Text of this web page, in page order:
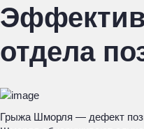
отдела
Грыжа Шморля — дефект